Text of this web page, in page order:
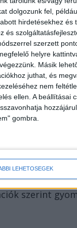
dolgozunk fel,
hirdetésekhez és
és
szerzett
helyre
Másik
juthat, és
nem
ellen. A beállításai
gombra.
LEHETŐSÉGEK
arra nem
Utcai
A nyomozó
gyanúja
szerint